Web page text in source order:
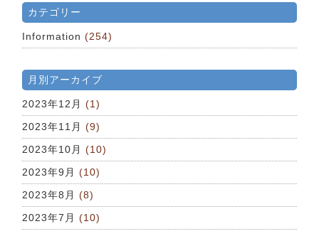
カテゴリー
Information (254)
月別アーカイブ
2023年12月 (1)
2023年11月 (9)
2023年10月 (10)
2023年9月 (10)
2023年8月 (8)
2023年7月 (10)